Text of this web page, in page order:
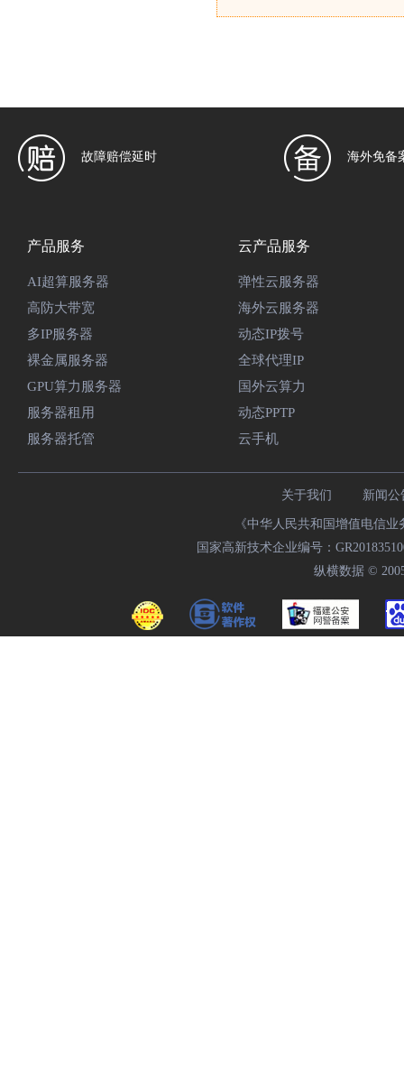
故障赔偿延时 海外免备
产品服务
AI超算服务器
高防大带宽
多IP服务器
裸金属服务器
GPU算力服务器
服务器租用
服务器托管
云产品服务
弹性云服务器
海外云服务器
动态IP拨号
全球代理IP
国外云算力
动态PPTP
云手机
关于我们 新闻公
《中华人民共和国增值电信
国家高新技术企业编号：
纵横数据 ©